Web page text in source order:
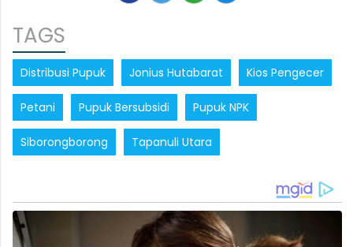
TAGS
Distribusi Pupuk Jonius Hutabarat Kios Pengecer
Petani Pupuk Bersubsidi Pupuk NPK
Siborongborong Tapanuli Utara